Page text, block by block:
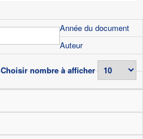
Choisir nombre à afficher
Année du document
Auteur